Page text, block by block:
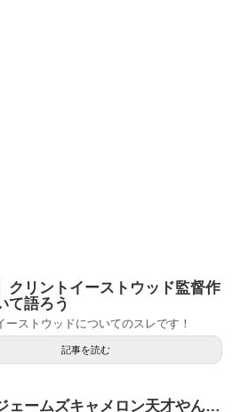
クリントイーストウッド監督作
て語ろう
ーストウッドについてのスレです！
記事を読む
ェームズキャメロン天才やん…